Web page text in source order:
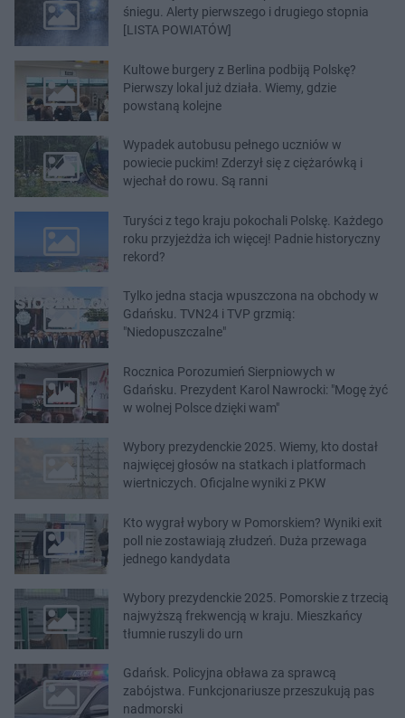
śniegu. Alerty pierwszego i drugiego stopnia
[LISTA POWIATÓW]
Kultowe burgery z Berlina podbiją Polskę?
Pierwszy lokal już działa. Wiemy, gdzie
powstaną kolejne
Wypadek autobusu pełnego uczniów w
powiecie puckim! Zderzył się z ciężarówką i
wjechał do rowu. Są ranni
Turyści z tego kraju pokochali Polskę. Każdego
roku przyjeżdża ich więcej! Padnie historyczny
rekord?
Tylko jedna stacja wpuszczona na obchody w
Gdańsku. TVN24 i TVP grzmią:
"Niedopuszczalne"
Rocznica Porozumień Sierpniowych w
Gdańsku. Prezydent Karol Nawrocki: "Mogę żyć
w wolnej Polsce dzięki wam"
Wybory prezydenckie 2025. Wiemy, kto dostał
najwięcej głosów na statkach i platformach
wiertniczych. Oficjalne wyniki z PKW
Kto wygrał wybory w Pomorskiem? Wyniki exit
poll nie zostawiają złudzeń. Duża przewaga
jednego kandydata
Wybory prezydenckie 2025. Pomorskie z trzecią
najwyższą frekwencją w kraju. Mieszkańcy
tłumnie ruszyli do urn
Gdańsk. Policyjna obława za sprawcą
zabójstwa. Funkcjonariusze przeszukują pas
nadmorski